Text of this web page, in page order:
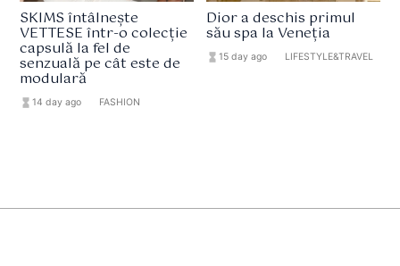
SKIMS întâlnește
VETTESE într-o colecție
capsulă la fel de
senzuală pe cât este de
modulară
hourglass_full14 day ago FASHION
Dior a deschis primul
său spa la Veneția
hourglass_full 15 day ago LIFESTYLE&TRAVEL